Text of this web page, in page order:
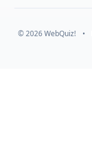
© 2026 WebQuiz! •